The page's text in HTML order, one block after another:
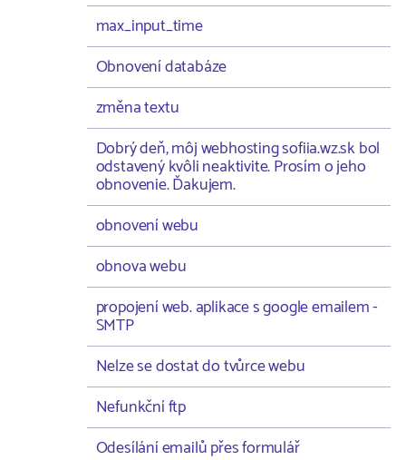
max_input_time
Obnovení databáze
změna textu
Dobrý deň, môj webhosting sofiia.wz.sk bol
odstavený kvôli neaktivite. Prosím o jeho
obnovenie. Ďakujem.
obnovení webu
obnova webu
propojení web. aplikace s google emailem -
SMTP
Nelze se dostat do tvůrce webu
Nefunkční ftp
Odesílání emailů přes formulář